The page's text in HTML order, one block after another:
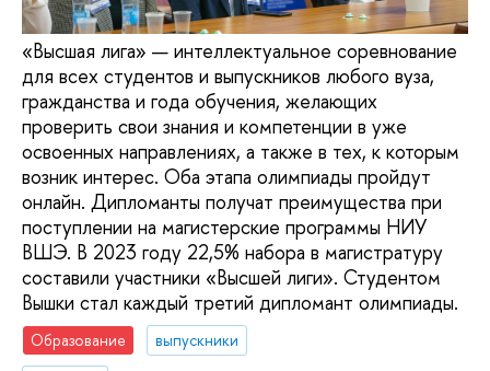
«Высшая лига» — интеллектуальное соревнование
для всех студентов и выпускников любого вуза,
гражданства и года обучения, желающих
проверить свои знания и компетенции в уже
освоенных направлениях, а также в тех, к которым
возник интерес. Оба этапа олимпиады пройдут
онлайн. Дипломанты получат преимущества при
поступлении на магистерские программы НИУ
ВШЭ. В 2023 году 22,5% набора в магистратуру
составили участники «Высшей лиги». Студентом
Вышки стал каждый третий дипломант олимпиады.
Образование
выпускники